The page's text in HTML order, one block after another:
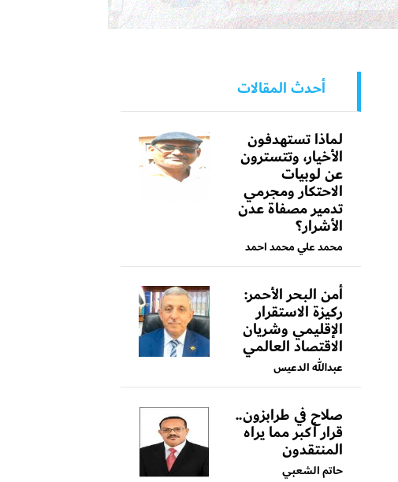
أحدث المقالات
لماذا تستهدفون
الأخيار، وتتسترون
عن لوبيات
الاحتكار ومجرمي
تدمير مصفاة عدن
الأشرار؟
محمد علي محمد احمد
أمن البحر الأحمر:
ركيزة الاستقرار
الإقليمي وشريان
الاقتصاد العالمي
عبدالله الدعيس
صلاح في طرابزون..
قرار أكبر مما يراه
المنتقدون
حاتم الشعبي